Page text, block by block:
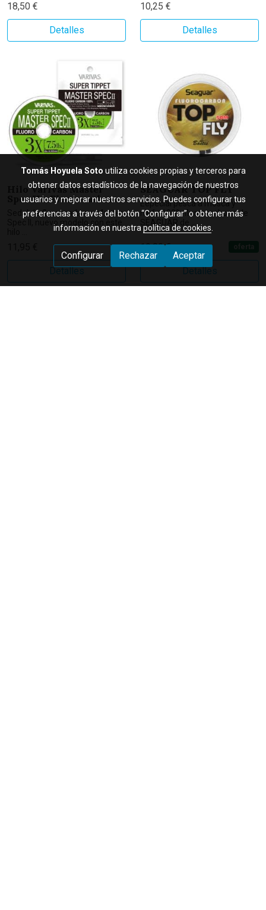
18,50 €
Detalles
10,25 €
Detalles
Hilo Varivas Master
Spec II - Fluorocarbon
Sedal de fluorocarbono Master
Spec II, nuevo modelo con este
Detalles
SEAGUAR TOP FLY
Eepecial pesca a mosca y
ninfa.100% fluorocarbono de
SEAGUAR de ...
19,80 €
Detalles
Tomás Hoyuela Soto utiliza cookies propias y terceros para
obtener datos estadísticos de la navegación de nuestros
usuarios y mejorar nuestros servicios. Puedes configurar tus
preferencias a través del botón “Configurar” o obtener más
información en nuestrapolítica de cookies
Configurar Rechazar Aceptar